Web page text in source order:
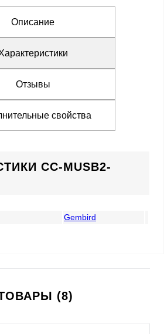
Описание
Отзывы
свойства
CC-MUSB2-
Gembird
(8)